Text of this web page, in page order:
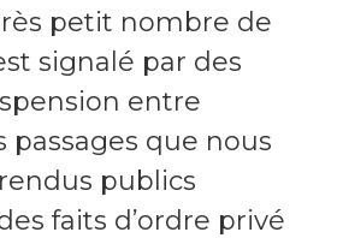
petit nombre de
signalé par des
entre
passages que nous
publics
faits d’ordre privé